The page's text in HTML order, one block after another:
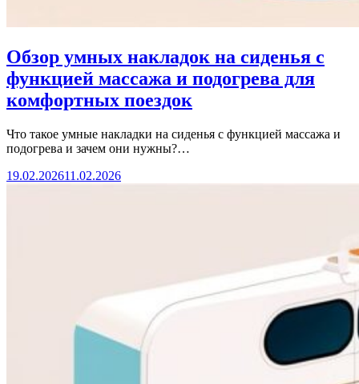
Обзор умных накладок на сиденья с
функцией массажа и подогрева для
комфортных поездок
Что такое умные накладки на сиденья с функцией массажа и
подогрева и зачем они нужны?…
19.02.202611.02.2026